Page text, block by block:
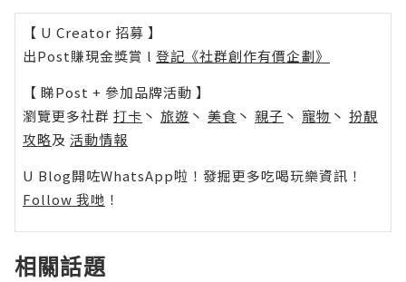
【 U Creator 招募 】
出Post賺現金獎賞 l 登記《社群創作有價企劃》
【 睇Post + 參加品牌活動 】
瀏覽更多社群 打卡 丶 旅遊 丶 美食 丶 親子 丶 寵物 丶 扮靚
攻略及 活動情報
U Blog開咗WhatsApp啦！發掘更多吃喝玩樂資訊！
Follow 我哋 ！
相關話題